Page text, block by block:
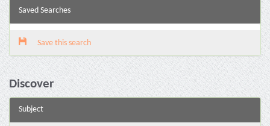
Saved Searches
Save this search
Discover
Subject